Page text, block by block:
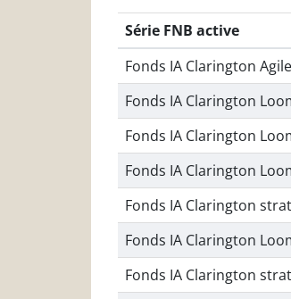
Série FNB active
Fonds IA Clarington
Fonds IA Clarington
Fonds IA Clarington
Fonds IA Clarington
Fonds IA Clarington
Fonds IA Clarington
Fonds IA Clarington